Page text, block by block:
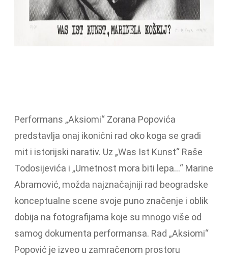
Performans „Aksiomi“ Zorana Popovića
predstavlja onaj ikonični rad oko koga se gradi
mit i istorijski narativ. Uz „Was Ist Kunst“ Raše
Todosijevića i „Umetnost mora biti lepa…“ Marine
Abramović, možda najznačajniji rad beogradske
konceptualne scene svoje puno značenje i oblik
dobija na fotografijama koje su mnogo više od
samog dokumenta performansa. Rad „Aksiomi“
Popović je izveo u zamračenom prostoru